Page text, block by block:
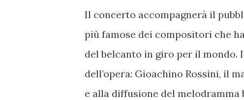
Il concerto accompagnerà il
più famose dei compositori che
del belcanto in giro per il
dell’opera: Gioachino Rossini, il
e alla diffusione del